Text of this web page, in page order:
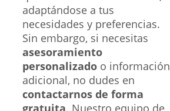
adaptándose a tus
necesidades y preferencias.
Sin embargo, si necesitas
asesoramiento
personalizado o información
adicional, no dudes en
contactarnos de forma
gratuita. Nuestro equipo de